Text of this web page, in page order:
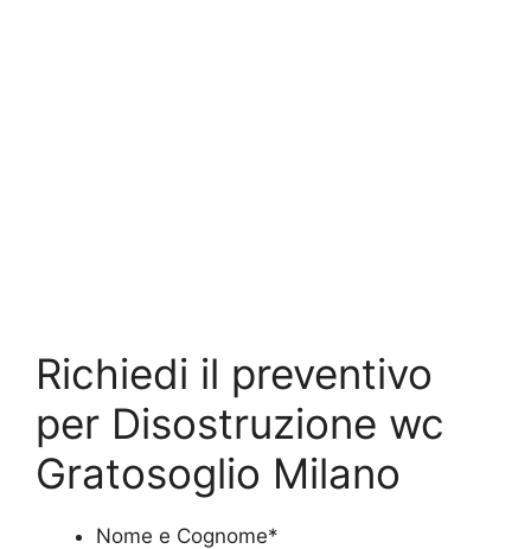
Richiedi il preventivo
per Disostruzione wc
Gratosoglio Milano
Nome e Cognome*